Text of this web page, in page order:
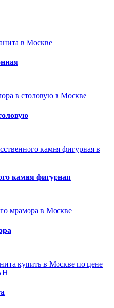
камня фигурная